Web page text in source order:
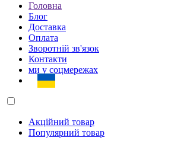
Головна
Блог
Доставка
Оплата
Зворотній зв'язок
Контакти
ми у соцмережах
Акційний товар
Популярний товар